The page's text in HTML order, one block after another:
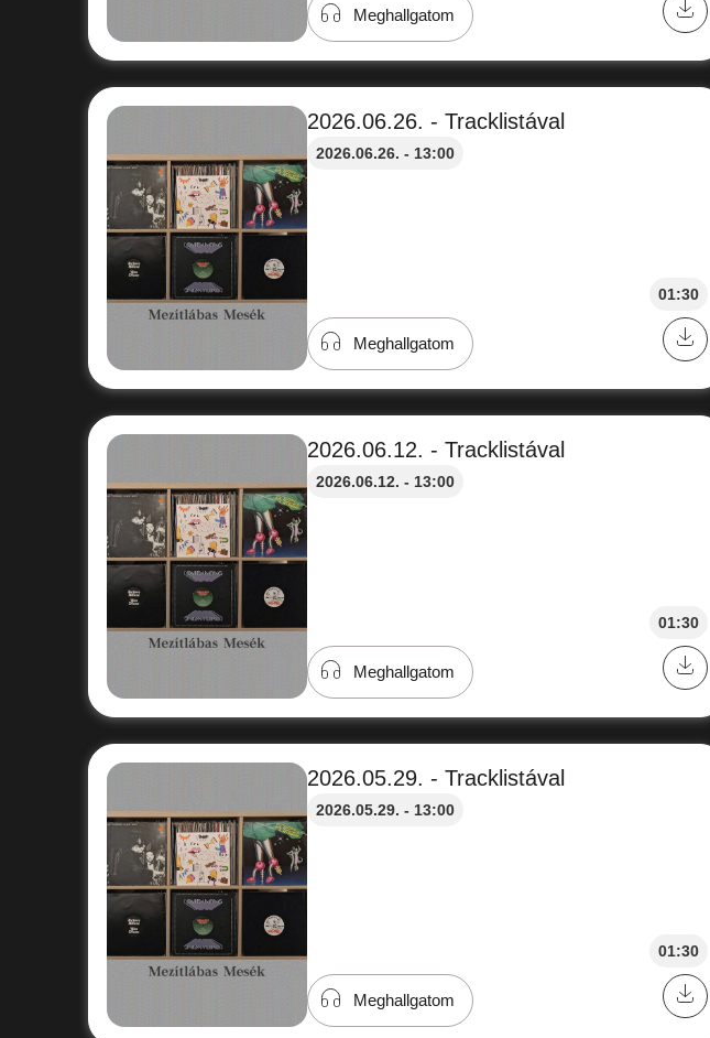
Meghallgatom
2026.06.26. - Tracklistával
2026.06.26. - 13:00
01:30
Meghallgatom
2026.06.12. - Tracklistával
2026.06.12. - 13:00
01:30
Meghallgatom
2026.05.29. - Tracklistával
2026.05.29. - 13:00
01:30
Meghallgatom